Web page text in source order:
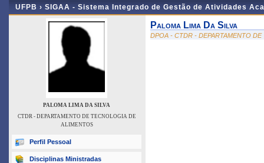
UFPB › SIGAA - Sistema Integrado de Gestão de Atividades
PALOMA LIMA DA SILVA
CTDR - DEPARTAMENTO DE TECNOLOGIA DE
ALIMENTOS
Perfil Pessoal
Disciplinas Ministradas
Paloma Lima Da Silva
DPOA - CTDR - DEPARTAMENTO